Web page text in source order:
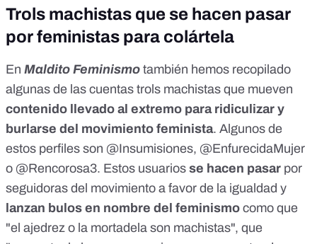
Trols machistas que se hacen pasar
por feministas para colártela
En Maldito Feminismo también hemos recopilado
algunas de las cuentas trols machistas que mueven
contenido llevado al extremo para ridiculizar y
burlarse del movimiento feminista. Algunos de
estos perfiles son @Insumisiones, @EnfurecidaMujer
o @Rencorosa3. Estos usuarios se hacen pasar por
seguidoras del movimiento a favor de la igualdad y
lanzan bulos en nombre del feminismo como que
"el ajedrez o la mortadela son machistas", que